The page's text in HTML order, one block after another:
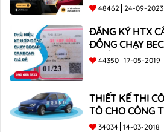
48462 24-09-2023
ĐĂNG KÝ HTX
ĐỒNG CHẠY
NHẤT
44350 17-05-2019
THIẾT KẾ THI
TÔ CHO CÔNG
34034 14-03-2018